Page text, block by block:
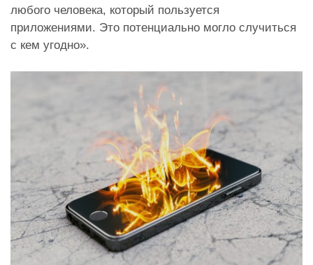
любого человека, который пользуется
приложениями. Это потенциально могло случиться
с кем угодно».